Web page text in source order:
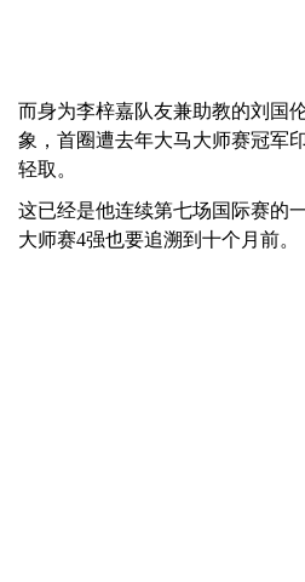
而身为李梓嘉队友兼助教的刘国
象，首圈遭去年大马大师赛冠军
轻取。
这已经是他连续第七场国际赛的
大师赛4强也要追溯到十个月前。